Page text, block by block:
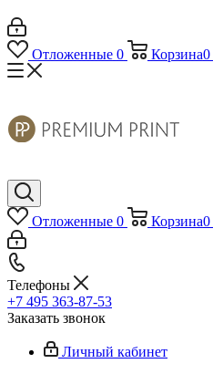
Отложенные 0 Корзина0
Отложенные 0 Корзина0
Телефоны
+7 495 363-87-53
Заказать звонок
Личный кабинет